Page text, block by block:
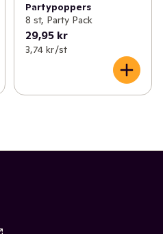
Partypoppers
8 st, Party Pack
29,95 kr
3,74 kr /st